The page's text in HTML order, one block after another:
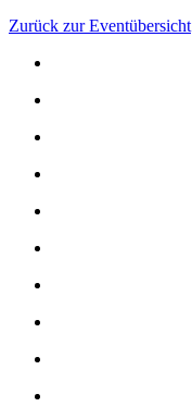
Zurück zur Eventübersicht